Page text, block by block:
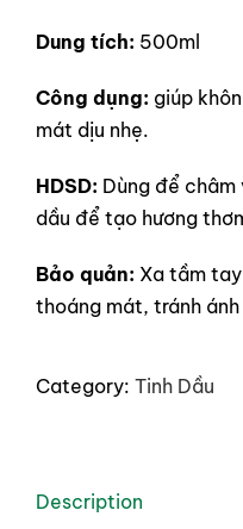
Dung tích: 500ml
Công dụng: giúp
mát dịu nhẹ.
HDSD: Dùng để
dầu để tạo hương
Bảo quản: Xa tầm
thoáng mát, tránh
Category: Tinh Dầu
Description